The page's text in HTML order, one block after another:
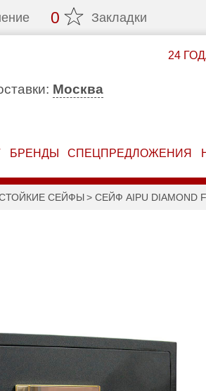
0 Закладки
Москва
24
БРЕНДЫ СПЕЦПРЕДЛОЖЕНИЯ
СЕЙФЫ СЕЙФ AIPU DIAMOND